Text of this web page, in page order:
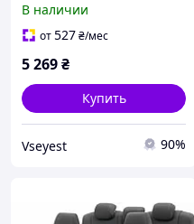
Black/Smoked
В наличии
от527₴/мес
5 269₴
Купить
Vseyest 90%